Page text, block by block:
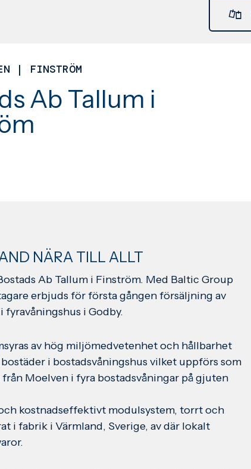
| FINSTRÖM
Ab Tallum i
NÄRA TILL ALLT
Ab Tallum i Finström. Med Baltic Group
erbjuds för första gången försäljning av
i Godby.
av hög miljömedvetenhet och hållbarhet
i bostadsvåningshus vilket uppförs som
Moelven i fyra bostadsvåningar på gjuten
kostnadseffektivt modulsystem, torrt och
i fabrik i Värmland, Sverige, av där lokalt